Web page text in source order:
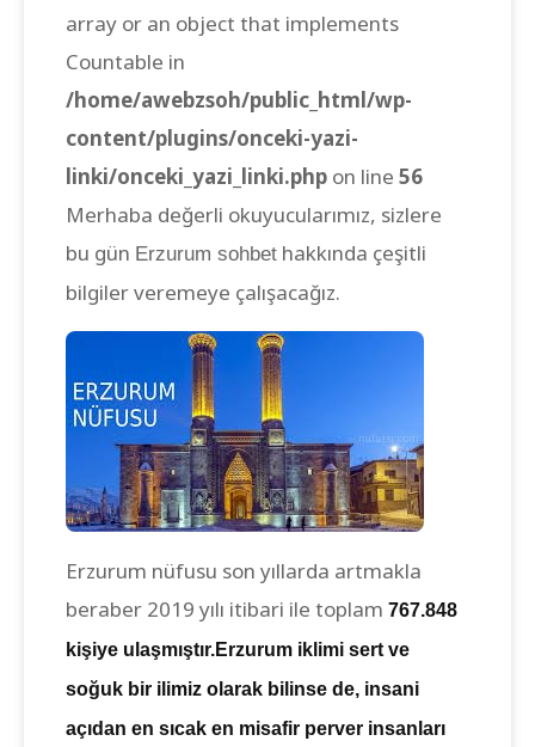
array or an object that implements
Countable in
/home/awebzsoh/public_html/wp-
content/plugins/onceki-yazi-
linki/onceki_yazi_linki.php on line 56
Merhaba değerli okuyucularımız, sizlere
bu gün Erzurum sohbet hakkında çeşitli
bilgiler veremeye çalışacağız.
Erzurum nüfusu son yıllarda artmakla
beraber 2019 yılı itibari ile toplam 767.848
kişiye ulaşmıştır.Erzurum iklimi sert ve
soğuk bir ilimiz olarak bilinse de, insani
açıdan en sıcak en misafir perver insanları